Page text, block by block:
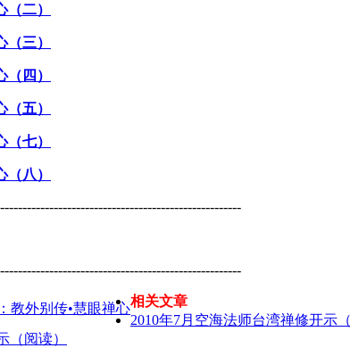
二）
三）
四）
五）
七）
八）
教外别传•慧眼禅心相关文章
2010年7月空海法师台湾禅修开示（
（阅读）